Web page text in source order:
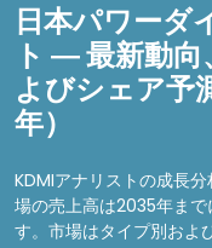
日本パワーダ
ト ― 最新動
よびシェア予
年）
KDMIアナリストの成長
場の売上高は2035年ま
す。市場はタイプ別およ